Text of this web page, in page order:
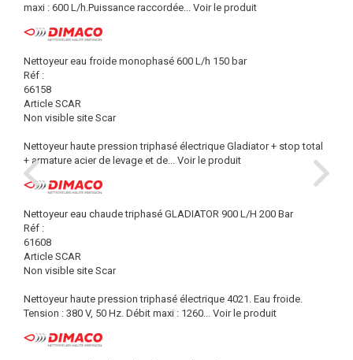
maxi : 600 L/h.Puissance raccordée... Voir le produit
Nettoyeur eau froide monophasé 600 L/h 150 bar
Réf :
66158
Article SCAR
Non visible site Scar
Nettoyeur haute pression triphasé électrique Gladiator + stop total
+ armature acier de levage et de... Voir le produit
Nettoyeur eau chaude triphasé GLADIATOR 900 L/H 200 Bar
Réf :
61608
Article SCAR
Non visible site Scar
Nettoyeur haute pression triphasé électrique 4021. Eau froide.
Tension : 380 V, 50 Hz. Débit maxi : 1260... Voir le produit